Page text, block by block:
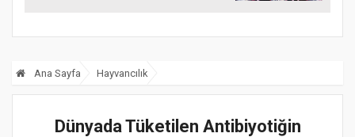
Ana Sayfa Hayvancılık
Dünyada Tüketilen Antibiyotiğin